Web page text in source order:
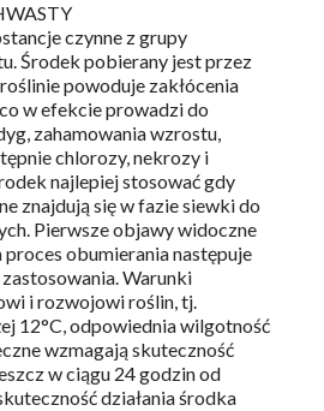
czynne z grupy
Środek pobierany jest przez
powoduje zakłócenia
w efekcie prowadzi do
zahamowania wzrostu,
chlorozy, nekrozy i
najlepiej stosować gdy
znajdują się w fazie siewki do
Pierwsze objawy widoczne
proces obumierania następuje
Warunki
i rozwojowi roślin, tj.
12°C, odpowiednia wilgotność
wzmagają skuteczność
w ciągu 24 godzin od
działania środka